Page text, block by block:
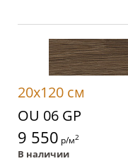
20x120 см
OU 06 GP
9 550 р/м2
В наличии